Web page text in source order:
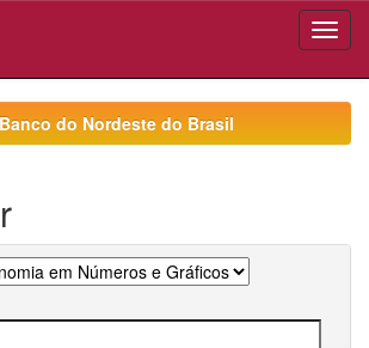
do Nordeste do Brasil